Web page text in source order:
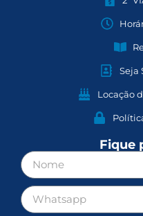
Seja
Locação
Fique